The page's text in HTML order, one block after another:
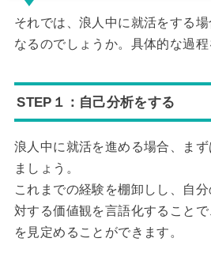
それでは、浪人中に就活をする
なるのでしょうか。具体的な過程
STEP１：自己分析をする
浪人中に就活を進める場合、ま
ましょう。
これまでの経験を棚卸しし、自
対する価値観を言語化すること
を見定めることができます。